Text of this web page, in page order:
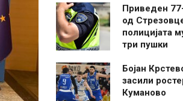
Приведен
од
полицијата
три пушки
Бојан
засили
Куманово